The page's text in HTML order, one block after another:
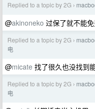
Replied to a topic by 2G ›
@akinoneko 过保了就不能
Replied to a topic by 2G ›
电
@micate 找了很久也没找到
Replied to a topic by 2G ›
电